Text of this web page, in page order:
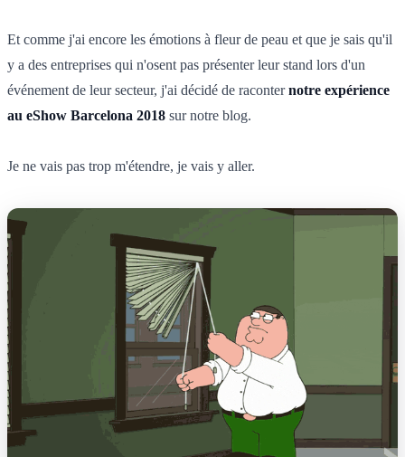
Et comme j'ai encore les émotions à fleur de peau et que je sais qu'il
y a des entreprises qui n'osent pas présenter leur stand lors d'un
événement de leur secteur, j'ai décidé de raconternotre expérience
au eShow Barcelona 2018 sur notre blog.
Je ne vais pas trop m'étendre, je vais y aller.